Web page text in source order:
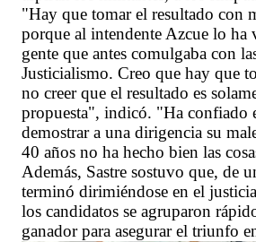
"Hay que tomar el resultado con
porque al intendente Azcue lo ha
gente que antes comulgaba con
Justicialismo. Creo que hay que
no creer que el resultado es
propuesta", indicó. "Ha confiado
demostrar a una dirigencia su
40 años no ha hecho bien las
Además, Sastre sostuvo que, de
terminó dirimiéndose en el
los candidatos se agruparon
ganador para asegurar el triunfo